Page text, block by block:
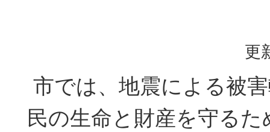
更
市では、地震による被
民の生命と財産を守る